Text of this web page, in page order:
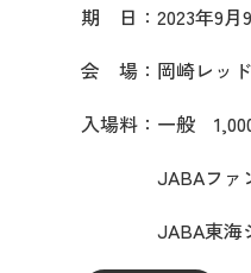
期 日：2023年9月
会 場：岡崎レッ
入場料：一般
JABAファン
JABA東海シ